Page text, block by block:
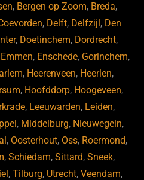
, Bergen op Zoom, Breda,
, Delft, Delfzijl , Den
, Doetinchem, Dordrecht,
Emmen, Enschede, Gorinchem,
, Heerenveen, Heerlen,
, Hoofddorp, Hoogeveen,
, Leeuwarden, Leiden,
, Middelburg, Nieuwegein,
, Oosterhout, Oss, Roermond,
, Schiedam, Sittard, Sneek,
,Tilburg, Utrecht,Veendam,